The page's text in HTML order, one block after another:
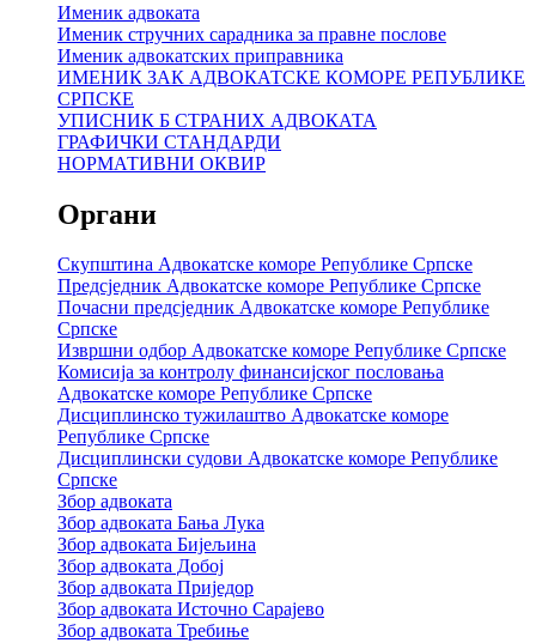
Именик адвоката
Именик стручних сарадника за правне послове
Именик адвокатских приправника
ИМЕНИК ЗАК АДВОКАТСКЕ КОМОРЕ РЕПУБЛИКЕ
СРПСКЕ
УПИСНИК Б СТРАНИХ АДВОКАТА
ГРАФИЧКИ СТАНДАРДИ
НОРМАТИВНИ ОКВИР
Органи
Скупштина Адвокатске коморе Републике Српске
Предсједник Адвокатске коморе Републике Српске
Почасни предсједник Адвокатске коморе Републике
Српске
Извршни одбор Адвокатске коморе Републике Српске
Комисија за контролу финансијског пословања
Адвокатске коморе Републике Српске
Дисциплинско тужилаштво Адвокатске коморе
Републике Српске
Дисциплински судови Адвокатске коморе Републике
Српске
Збор адвоката
Збор адвоката Бања Лука
Збор адвоката Бијељина
Збор адвоката Добој
Збор адвоката Приједор
Збор адвоката Источно Сарајево
Збор адвоката Требиње